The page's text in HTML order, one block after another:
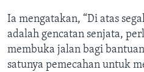
Ia mengatakan, “Di atas
adalah gencatan senjata,
membuka jalan bagi
satunya pemecahan untuk